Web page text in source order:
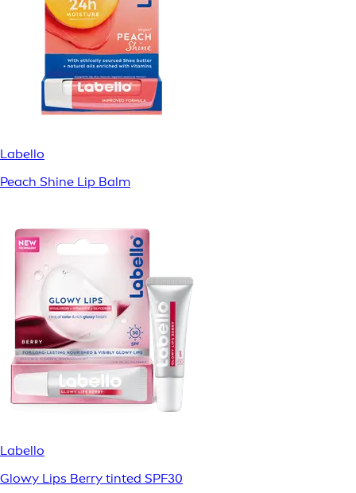
Labello
Peach Shine Lip Balm
Labello
Glowy Lips Berry tinted SPF30